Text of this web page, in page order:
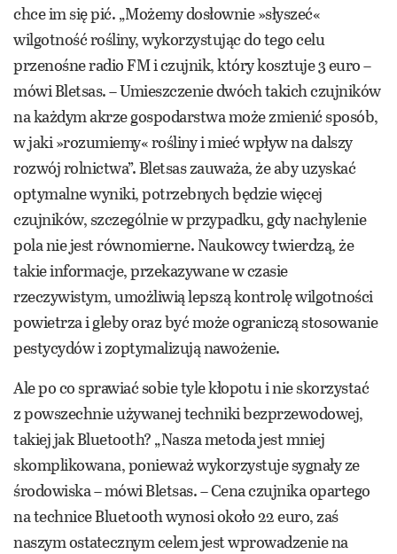
chce im się pić. „Możemy dosłownie »słyszeć«
wilgotność rośliny, wykorzystując do tego celu
przenośne radio FM i czujnik, który kosztuje 3 euro –
mówi Bletsas. – Umieszczenie dwóch takich czujników
na każdym akrze gospodarstwa może zmienić sposób,
w jaki »rozumiemy« rośliny i mieć wpływ na dalszy
rozwój rolnictwa”. Bletsas zauważa, że aby uzyskać
optymalne wyniki, potrzebnych będzie więcej
czujników, szczególnie w przypadku, gdy nachylenie
pola nie jest równomierne. Naukowcy twierdzą, że
takie informacje, przekazywane w czasie
rzeczywistym, umożliwią lepszą kontrolę wilgotności
powietrza i gleby oraz być może ograniczą stosowanie
pestycydów i zoptymalizują nawożenie.
Ale po co sprawiać sobie tyle kłopotu i nie skorzystać
z powszechnie używanej techniki bezprzewodowej,
takiej jak Bluetooth? „Nasza metoda jest mniej
skomplikowana, ponieważ wykorzystuje sygnały ze
środowiska – mówi Bletsas. – Cena czujnika opartego
na technice Bluetooth wynosi około 22 euro, zaś
naszym ostatecznym celem jest wprowadzenie na